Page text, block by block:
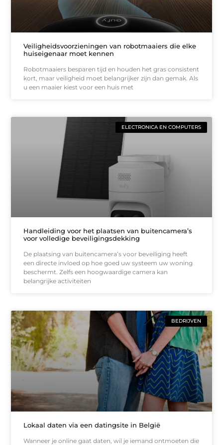
Veiligheidsvoorzieningen van robotmaaiers die elke
huiseigenaar moet kennen
Robotmaaiers besparen tijd en houden het gras consistent
kort, maar veiligheid moet belangrijker zijn dan gemak. Als
u een maaier kiest voor een huis met
ELECTRONICA EN COMPUTERS
Handleiding voor het plaatsen van buitencamera’s
voor volledige beveiligingsdekking
De plaatsing van buitencamera’s voor beveiliging heeft
een directe invloed op hoe goed uw systeem uw woning
beschermt. Zelfs een hoogwaardige camera kan
belangrijke activiteiten
BEDRIJVEN
Lokaal daten via een datingsite in België
Wanneer je online gaat daten, wil je iemand ontmoeten die